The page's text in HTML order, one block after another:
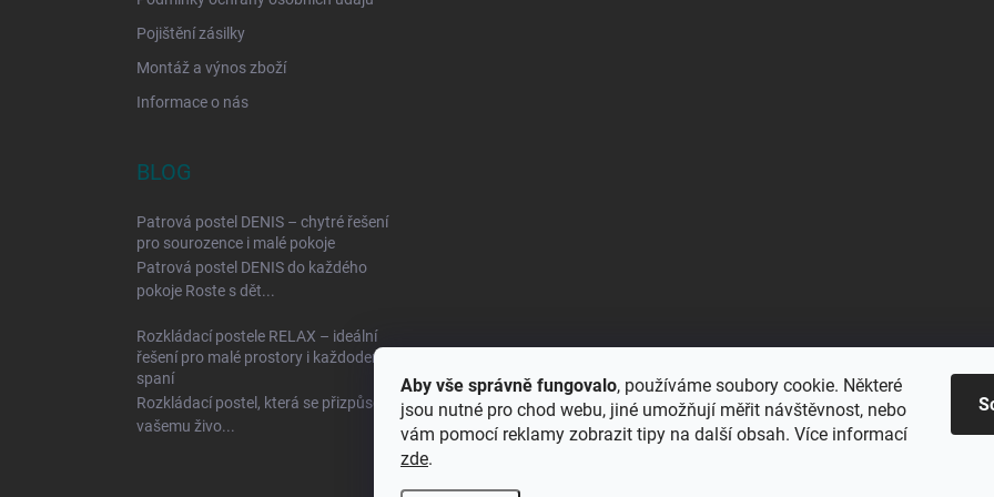
Aby vše správně fungovalo, používáme soubory cookie. Některé
jsou nutné pro chod webu, jiné umožňují měřit návštěvnost, nebo
vám pomocí reklamy zobrazit tipy na další obsah. Více informací
zde.
Pojištění zásilky
Montáž a výnos zboží
Informace o nás
BLOG
Patrová postel DENIS – chytré řešení
pro sourozence i malé pokoje
Patrová postel DENIS do každého
pokoje Roste s dět...
Rozkládací postele RELAX – ideální
řešení pro malé prostory i každodenní
spaní
Rozkládací postel, která se přizpůsobí
vašemu živo...